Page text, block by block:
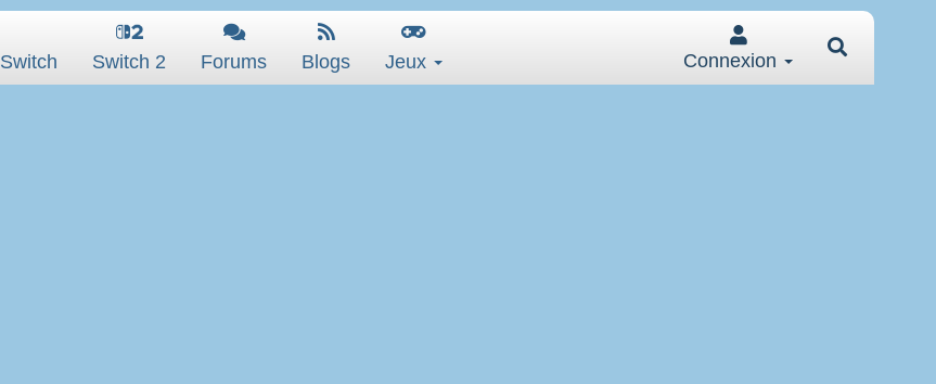
Switch Switch 2 Forums Blogs Jeux Connexion